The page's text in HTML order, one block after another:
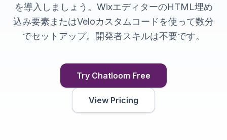
を導入しましょう。WixエディターのHTML埋め
込み要素またはVeloカスタムコードを使って数分
でセットアップ。開発者スキルは不要です。
Try Chatloom Free
View Pricing